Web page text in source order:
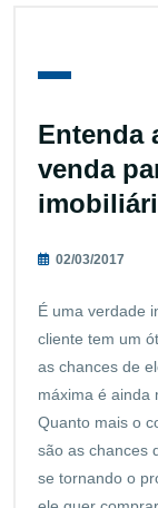
Entenda
venda
02/03/2017
É uma verdade
cliente tem um
as chances de
máxima é ainda
Quanto mais o
são as chances
se tornando o